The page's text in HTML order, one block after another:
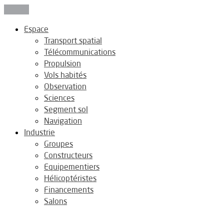
Espace
Transport spatial
Télécommunications
Propulsion
Vols habités
Observation
Sciences
Segment sol
Navigation
Industrie
Groupes
Constructeurs
Equipementiers
Hélicoptéristes
Financements
Salons